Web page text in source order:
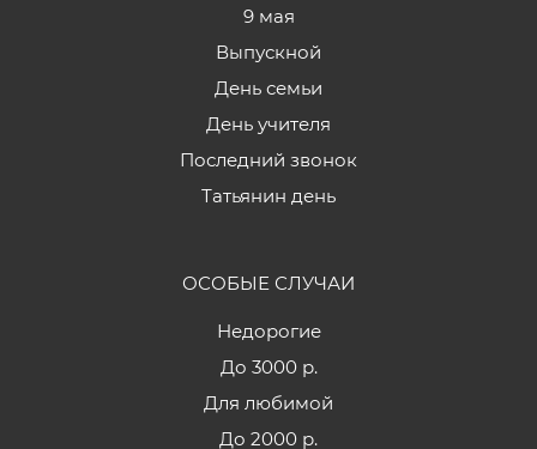
9 мая
Выпускной
День семьи
День учителя
Последний звонок
Татьянин день
ОСОБЫЕ СЛУЧАИ
Недорогие
До 3000 р.
Для любимой
До 2000 р.